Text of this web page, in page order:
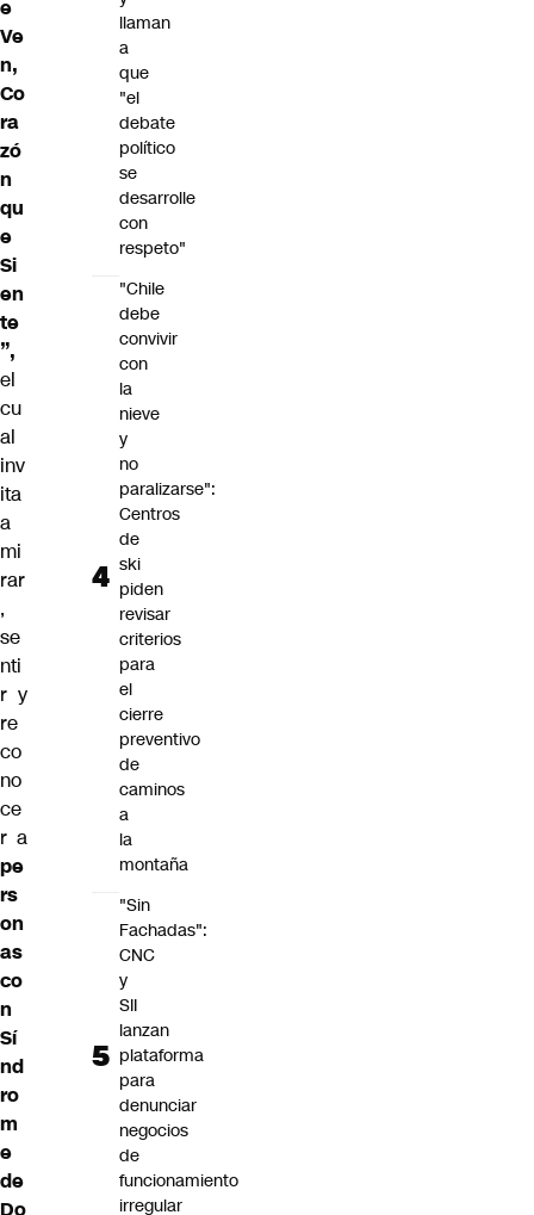
e
Ve
n,
Co
ra
zó
n
qu
e
Si
en
te
”,
el
cu
al
inv
ita
a
mi
rar
,
se
nti
r y
re
co
no
ce
r a
pe
rs
on
as
co
n
Sí
nd
ro
m
e
de
Do
llaman
a
que
"el
debate
político
se
desarrolle
con
respeto"
"Chile
debe
convivir
con
la
nieve
y
no
paralizarse":
Centros
de
ski
piden
revisar
criterios
para
el
cierre
preventivo
de
caminos
a
la
montaña
"Sin
Fachadas":
CNC
y
SII
lanzan
plataforma
para
denunciar
negocios
de
funcionamiento
irregular